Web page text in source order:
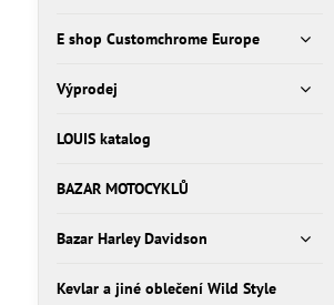
E shop Customchrome Europe
Výprodej
LOUIS katalog
BAZAR MOTOCYKLŮ
Bazar Harley Davidson
Kevlar a jiné oblečení Wild Style